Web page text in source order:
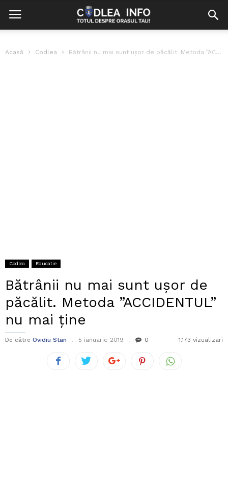
Acasă Codlea Bătrânii nu mai sunt ușor de păcălit. Metoda ”ACCIDENTUL” nu mai ține
Codlea Educatie
Bătrânii nu mai sunt ușor de
păcălit. Metoda ”ACCIDENTUL”
nu mai ține
De către Ovidiu Stan 5 ianuarie 2019 0 1.173 vizualizari